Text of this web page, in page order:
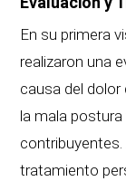
En su primera
realizaron una
causa del dolor
la mala
contribuyentes.
tratamiento